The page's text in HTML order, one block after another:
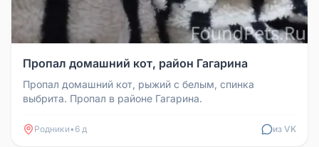
Пропал домашний кот, район Гагарина
Пропал домашний кот, рыжий с белым, спинка
выбрита. Пропал в районе Гагарина.
Родники•6 д из VK